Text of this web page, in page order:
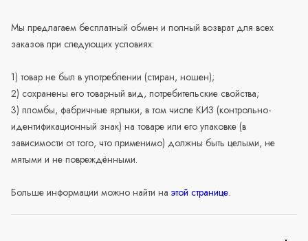
Мы предлагаем бесплатный обмен и полный возврат для всех
заказов при следующих условиях:
1) товар не был в употреблении (стиран, ношен);
2) сохранены его товарный вид, потребительские свойства;
3) пломбы, фабричные ярлыки, в том числе КИЗ (контрольно-
идентификационный знак) на товаре или его упаковке (в
зависимости от того, что применимо) должны быть целыми, не
мятыми и не повреждёнными.
Больше информации можно найти на этой странице.